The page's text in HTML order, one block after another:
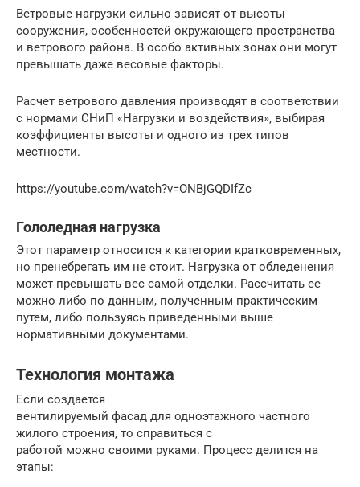
Ветровые нагрузки сильно зависят от высоты
сооружения, особенностей окружающего пространства
и ветрового района. В особо активных зонах они могут
превышать даже весовые факторы.
Расчет ветрового давления производят в соответствии
с нормами СНиП «Нагрузки и воздействия», выбирая
коэффициенты высоты и одного из трех типов
местности.
https://youtube.com/watch?v=ONBjGQDIfZc
Гололедная нагрузка
Этот параметр относится к категории кратковременных,
но пренебрегать им не стоит. Нагрузка от обледенения
может превышать вес самой отделки. Рассчитать ее
можно либо по данным, полученным практическим
путем, либо пользуясь приведенными выше
нормативными документами.
Технология монтажа
Если создается
вентилируемый фасад для одноэтажного частного
жилого строения, то справиться с
работой можно своими руками. Процесс делится на
этапы: